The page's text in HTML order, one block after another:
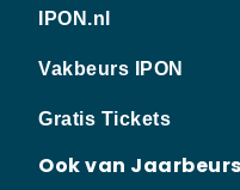
IPON.nl
Vakbeurs IPON
Gratis Tickets
Ook van Jaarbeurs